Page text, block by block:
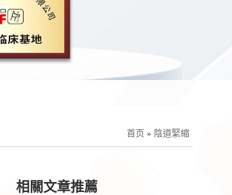
首页 » 陰道緊縮
相關文章推薦